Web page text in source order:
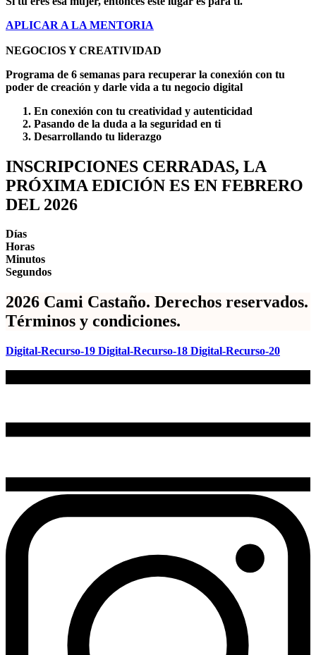
APLICAR A LA MENTORIA
NEGOCIOS Y CREATIVIDAD
Programa de 6 semanas para recuperar la conexión con tu
poder de creación y darle vida a tu negocio digital
En conexión con tu creatividad y autenticidad
Pasando de la duda a la seguridad en ti
Desarrollando tu liderazgo
INSCRIPCIONES CERRADAS, LA
PRÓXIMA EDICIÓN ES EN FEBRERO
DEL 2026
Días
Horas
Minutos
Segundos
2026 Cami Castaño. Derechos reservados.
Términos y condiciones.
Digital-Recurso-19 Digital-Recurso-18 Digital-Recurso-20